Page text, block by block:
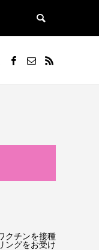
クチンを接種
ングをお受け